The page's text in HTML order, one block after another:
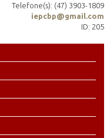
Telefone(s): (47) 3903-1809
iepcbp@gmail.com
ID: 205